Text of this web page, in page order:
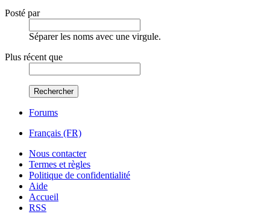
Posté par
Séparer les noms avec une virgule.
Plus récent que
Rechercher
Forums
Français (FR)
Nous contacter
Termes et règles
Politique de confidentialité
Aide
Accueil
RSS